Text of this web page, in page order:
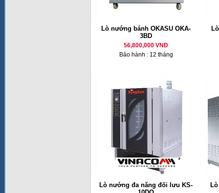
Lò nướng bánh OKASU OKA-
3BD
56,800,000 VNĐ
Bảo hành : 12 tháng
Lò nướng đa năng đối lưu KS-